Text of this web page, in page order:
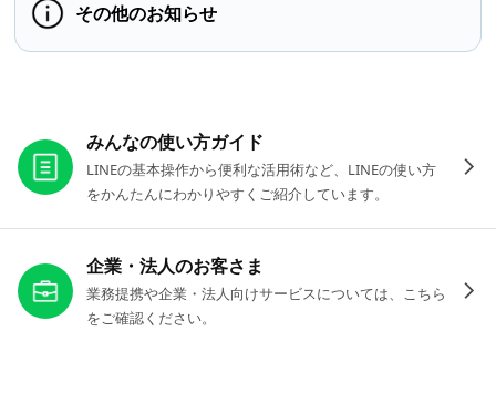
その他のお知らせ
みんなの使い方ガイド
LINEの基本操作から便利な活用術など、LINEの使い方
をかんたんにわかりやすくご紹介しています。
企業・法人のお客さま
業務提携や企業・法人向けサービスについては、こちら
をご確認ください。